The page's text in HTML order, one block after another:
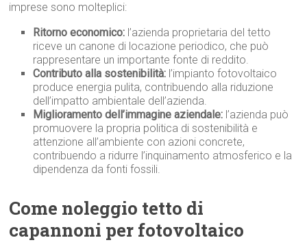
imprese sono molteplici:
Ritorno economico: l’azienda proprietaria del tetto
riceve un canone di locazione periodico, che può
rappresentare un importante fonte di reddito.
Contributo alla sostenibilità: l’impianto fotovoltaico
produce energia pulita, contribuendo alla riduzione
dell’impatto ambientale dell’azienda.
Miglioramento dell’immagine aziendale: l’azienda può
promuovere la propria politica di sostenibilità e
attenzione all’ambiente con azioni concrete,
contribuendo a ridurre l’inquinamento atmosferico e la
dipendenza da fonti fossili.
Come noleggio tetto di
capannoni per fotovoltaico